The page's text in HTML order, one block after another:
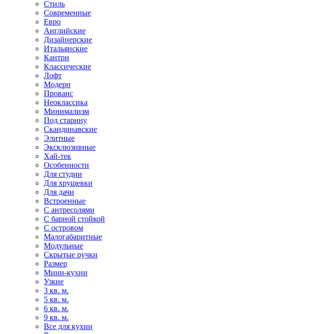
Стиль
Современные
Евро
Английские
Дизайнерские
Итальянские
Кантри
Классические
Лофт
Модерн
Прованс
Неоклассика
Минимализм
Под старину
Скандинавские
Элитные
Эксклюзивные
Хай-тек
Особенности
Для студии
Для хрущевки
Для дачи
Встроенные
С антресолями
С барной стойкой
С островом
Малогабаритные
Модульные
Скрытые ручки
Размер
Мини-кухни
Узкие
3 кв. м.
5 кв. м.
6 кв. м.
9 кв. м.
Все для кухни